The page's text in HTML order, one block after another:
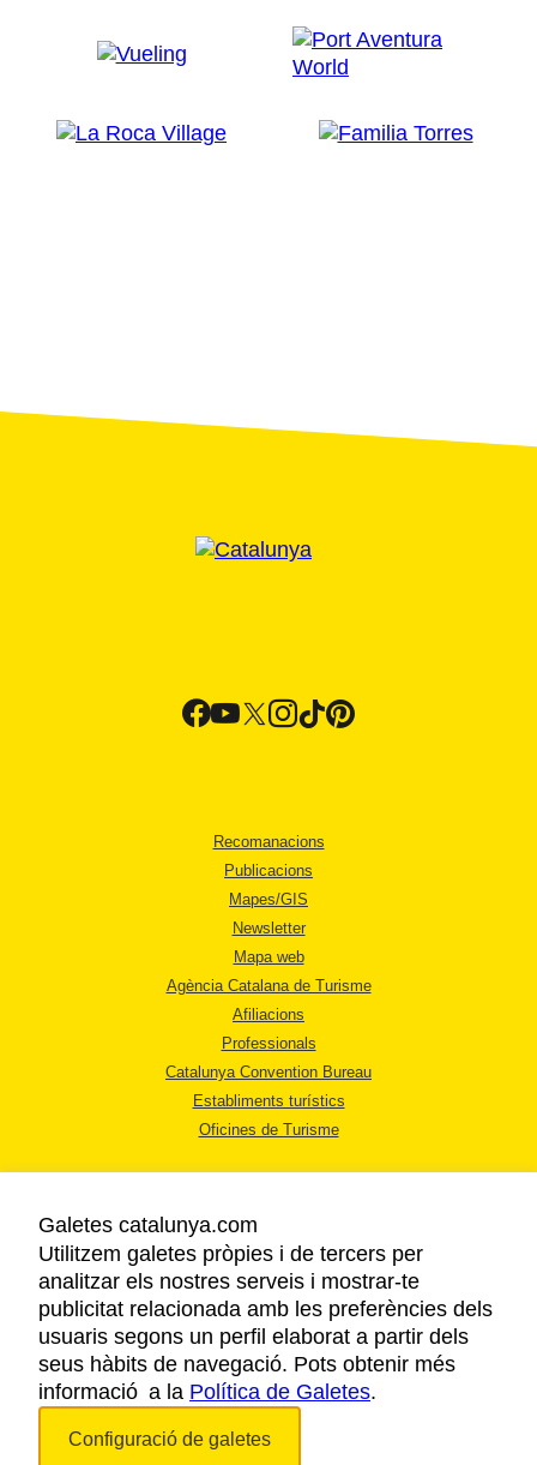
Recomanacions
Publicacions
Mapes/GIS
Newsletter
Mapa web
Agència Catalana de Turisme
Afiliacions
Professionals
Catalunya Convention Bureau
Establiments turístics
Oficines de Turisme
AVÍS LEGAL
POLÍTICA DE PRIVACITAT
COOKIES
ACCESSIBILITAT
Galetes catalunya.com
Utilitzem galetes pròpies i de tercers per
analitzar els nostres serveis i mostrar-te
publicitat relacionada amb les preferències dels
usuaris segons un perfil elaborat a partir dels
seus hàbits de navegació. Pots obtenir més
informació a la Política de Galetes.
Configuració de galetes